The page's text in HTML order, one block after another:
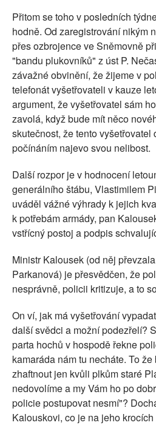
Přitom se toho v posledních
hodně. Od zaregistrování nikým
přes ozbrojence ve Sněmovně
"bandu plukovníků" z úst P.
závažné obvinění, že žijeme v
telefonát vyšetřovateli v kauze
argument, že vyšetřovatel sám
zavolá, když bude mít něco
skutečnost, že tento
počínáním najevo svou nelibost.
Další rozpor je v hodnocení
generálního štábu, Vlastimilem
uváděl vážné výhrady k jejich
k potřebám armády, pan
vstřícný postoj a podpis
Ministr Kalousek (od něj
Parkanová) je přesvědčen, že
nesprávně, policii kritizuje, a to
On ví, jak má vyšetřování
další svědci a možní podezřelí?
parta hochů v hospodě řekne
kamaráda nám tu necháte. To
zhaftnout jen kvůli plkům staré
nedovolíme a my Vám ho po
policie postupovat nesmí"?
Kalouskovi, co je na jeho